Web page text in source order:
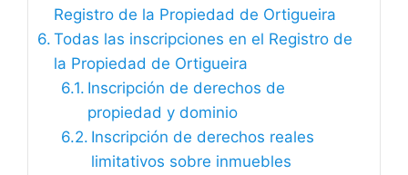
Registro de la Propiedad de Ortigueira
Todas las inscripciones en el Registro de
la Propiedad de Ortigueira
Inscripción de derechos de
propiedad y dominio
Inscripción de derechos reales
limitativos sobre inmuebles